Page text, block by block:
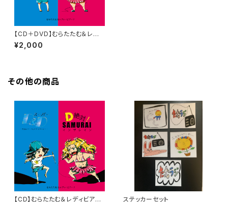
【CD＋DVD】むらたたむ＆レディ
ビアード「スーパーD&D ～完全
にリードしてアイマイミー～/D
¥2,000
その他の商品
【CD】むらたたむ＆レディビアー
ステッカーセット